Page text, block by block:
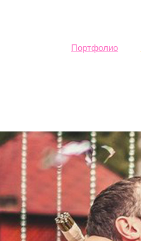
Портфолио